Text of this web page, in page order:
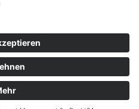
eicken.de
Cookie-Einstellungen